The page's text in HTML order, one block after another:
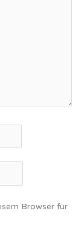
Browser für